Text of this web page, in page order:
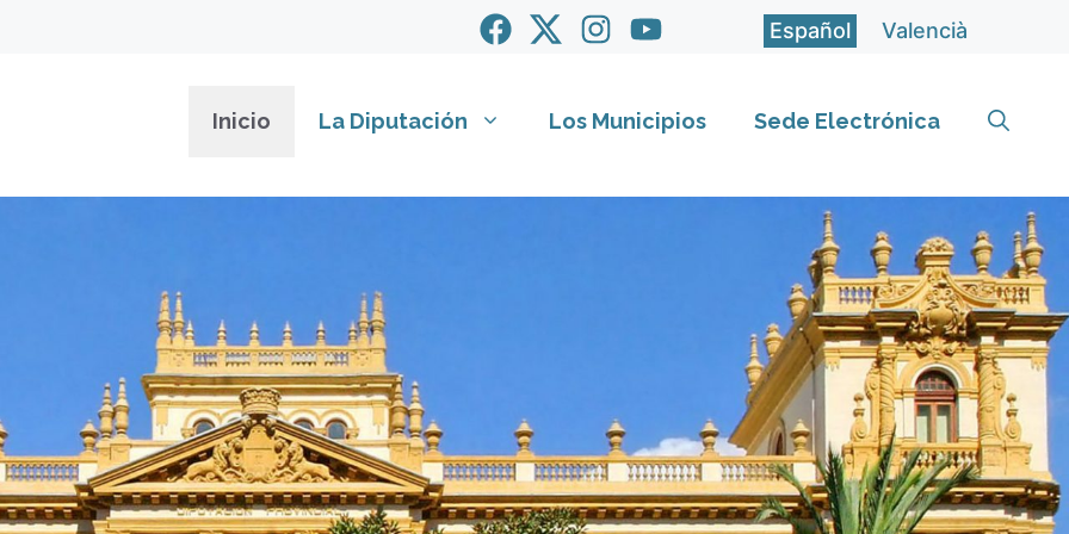
Español Valencià
Inicio La Diputación Los Municipios Sede Electrónica